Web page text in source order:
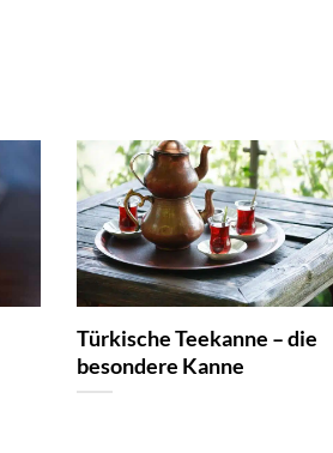
Türkische Teekanne – die
besondere Kanne